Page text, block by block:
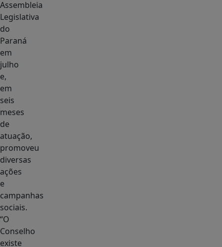
Assembleia
Legislativa
do
Paraná
em
julho
e,
em
seis
meses
de
atuação,
promoveu
diversas
ações
e
campanhas
sociais.
“O
Conselho
existe